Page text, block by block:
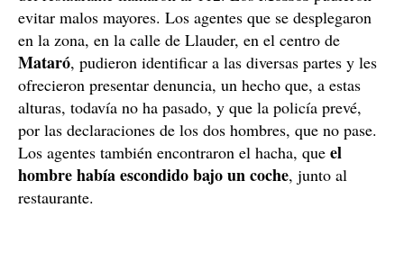
evitar malos mayores. Los agentes que se desplegaron
en la zona, en la calle de Llauder, en el centro de
Mataró, pudieron identificar a las diversas partes y les
ofrecieron presentar denuncia, un hecho que, a estas
alturas, todavía no ha pasado, y que la policía prevé,
por las declaraciones de los dos hombres, que no pase.
Los agentes también encontraron el hacha, que el
hombre había escondido bajo un coche, junto al
restaurante.